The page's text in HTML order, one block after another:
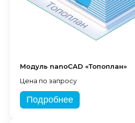
Модуль nanoCAD «Топоплан»
Цена по запросу
Подробнее